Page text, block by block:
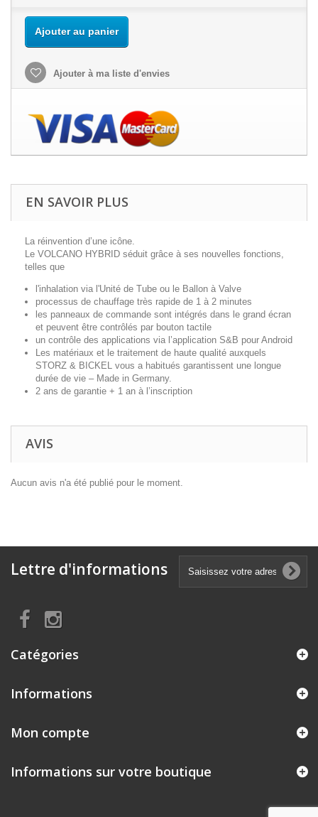
Ajouter au panier
Ajouter à ma liste d'envies
EN SAVOIR PLUS
La réinvention d’une icône.
Le VOLCANO HYBRID séduit grâce à ses nouvelles fonctions,
telles que
l'inhalation via l'Unité de Tube ou le Ballon à Valve
processus de chauffage très rapide de 1 à 2 minutes
les panneaux de commande sont intégrés dans le grand écran
et peuvent être contrôlés par bouton tactile
un contrôle des applications via l’application S&B pour Android
Les matériaux et le traitement de haute qualité auxquels
STORZ & BICKEL vous a habitués garantissent une longue
durée de vie – Made in Germany.
2 ans de garantie + 1 an à l’inscription
AVIS
Aucun avis n'a été publié pour le moment.
Lettre d'informations
Catégories
Informations
Mon compte
Informations sur votre boutique